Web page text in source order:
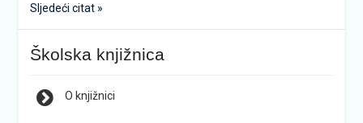
Sljedeći citat »
Školska knjižnica
O knjižnici